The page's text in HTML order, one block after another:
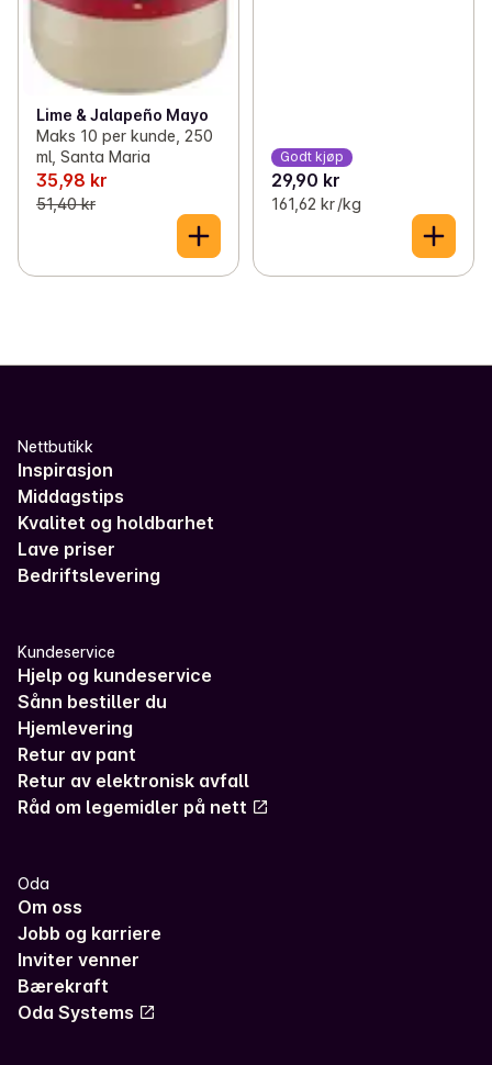
Lime & Jalapeño Mayo
Maks 10 per kunde, 250
ml, Santa Maria
35,98 kr
51,40 kr
Godt kjøp
29,90 kr
161,62 kr /kg
Nettbutikk
Inspirasjon
Middagstips
Kvalitet og holdbarhet
Lave priser
Bedriftslevering
Kundeservice
Hjelp og kundeservice
Sånn bestiller du
Hjemlevering
Retur av pant
Retur av elektronisk avfall
Råd om legemidler på nett
Oda
Om oss
Jobb og karriere
Inviter venner
Bærekraft
Oda Systems